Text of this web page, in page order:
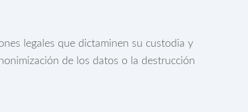
legales que dictaminen su custodia y
de los datos o la destrucción